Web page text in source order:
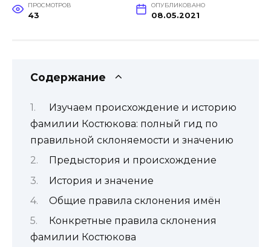
ПРОСМОТРОВ
43
ОПУБЛИКОВАНО
08.05.2021
Содержание
Изучаем происхождение и историю
фамилии Костюкова: полный гид по
правильной склоняемости и значению
Предыстория и происхождение
История и значение
Общие правила склонения имён
Конкретные правила склонения
фамилии Костюкова